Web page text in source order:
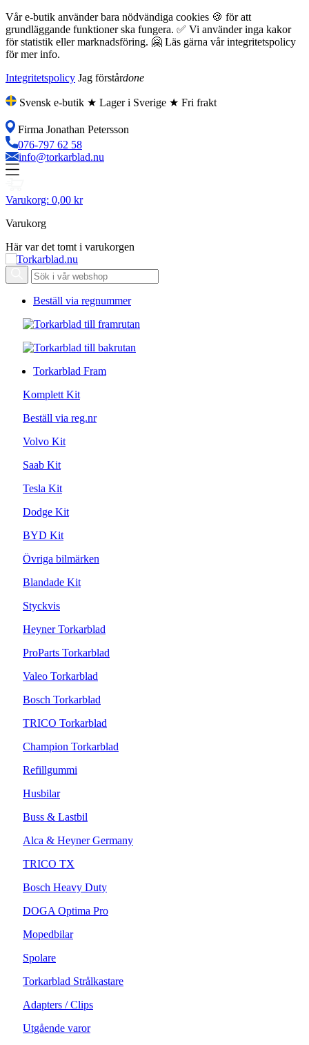
Vår e-butik använder bara nödvändiga cookies 🍪 för att
grundläggande funktioner ska fungera. ✅ Vi använder inga kakor
för statistik eller marknadsföring. 🤗 Läs gärna vår integritetspolicy
för mer info.
Integritetspolicy Jag förstårdone
Svensk e-butik ★ Lager i Sverige ★ Fri frakt
Firma Jonathan Petersson
076-797 62 58
info@torkarblad.nu
Varukorg: 0,00 kr
Varukorg
Här var det tomt i varukorgen
Beställ via regnummer
Torkarblad Fram
Komplett Kit
Beställ via reg.nr
Volvo Kit
Saab Kit
Tesla Kit
Dodge Kit
BYD Kit
Övriga bilmärken
Blandade Kit
Styckvis
Heyner Torkarblad
ProParts Torkarblad
Valeo Torkarblad
Bosch Torkarblad
TRICO Torkarblad
Champion Torkarblad
Refillgummi
Husbilar
Buss & Lastbil
Alca & Heyner Germany
TRICO TX
Bosch Heavy Duty
DOGA Optima Pro
Mopedbilar
Spolare
Torkarblad Strålkastare
Adapters / Clips
Utgående varor